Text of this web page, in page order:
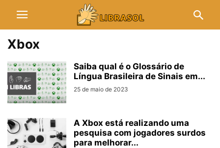
Xbox
Saiba qual é o Glossário de
Língua Brasileira de Sinais em...
25 de maio de 2023
A Xbox está realizando uma
pesquisa com jogadores surdos
para melhorar...